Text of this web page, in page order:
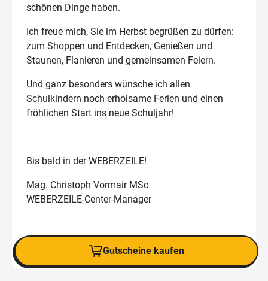
schönen Dinge haben.
Ich freue mich, Sie im Herbst begrüßen zu dürfen:
zum Shoppen und Entdecken, Genießen und
Staunen, Flanieren und gemeinsamen Feiern.
Und ganz besonders wünsche ich allen
Schulkindern noch erholsame Ferien und einen
fröhlichen Start ins neue Schuljahr!
Bis bald in der WEBERZEILE!
Mag. Christoph Vormair MSc
WEBERZEILE-Center-Manager
Gutscheine kaufen